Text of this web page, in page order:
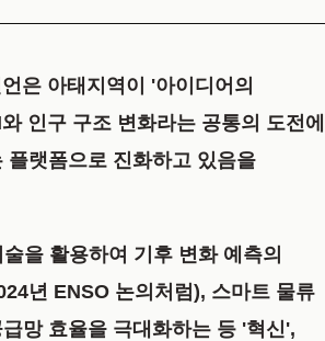
은 아태지역이 '아이디어의
인구 구조 변화라는 공통의 도전에
플랫폼으로 진화하고 있음을
을 활용하여 기후 변화 예측의
년 ENSO 논의처럼), 스마트 물류
망 효율을 극대화하는 등 '혁신',